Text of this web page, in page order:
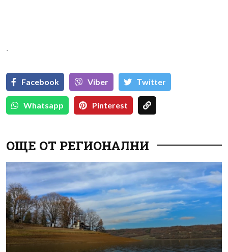
`
Facebook Viber Тwitter
Whatsapp Pinterest
ОЩЕ ОТ РЕГИОНАЛНИ